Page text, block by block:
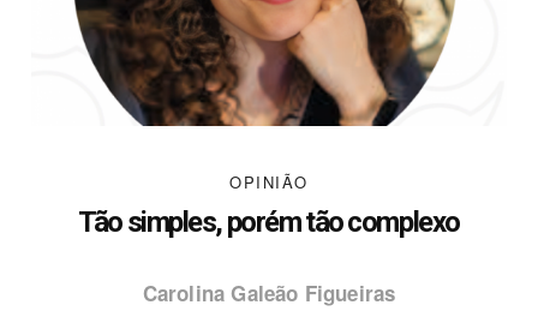
OPINIÃO
Tão simples, porém tão complexo
Carolina Galeão Figueiras